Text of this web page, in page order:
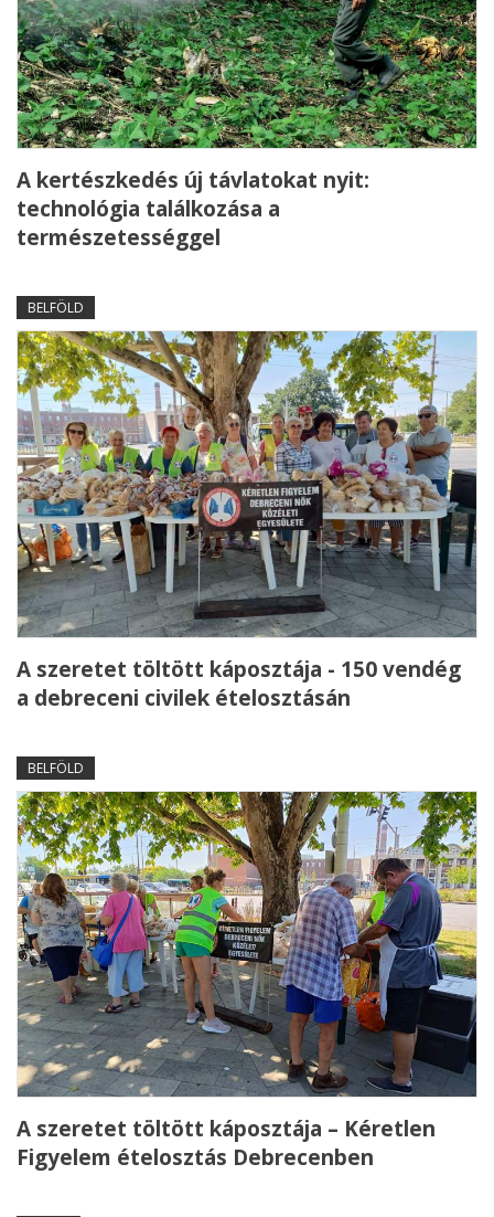
A kertészkedés új távlatokat nyit:
technológia találkozása a
természetességgel
BELFÖLD
A szeretet töltött káposztája - 150 vendég
a debreceni civilek ételosztásán
BELFÖLD
A szeretet töltött káposztája – Kéretlen
Figyelem ételosztás Debrecenben